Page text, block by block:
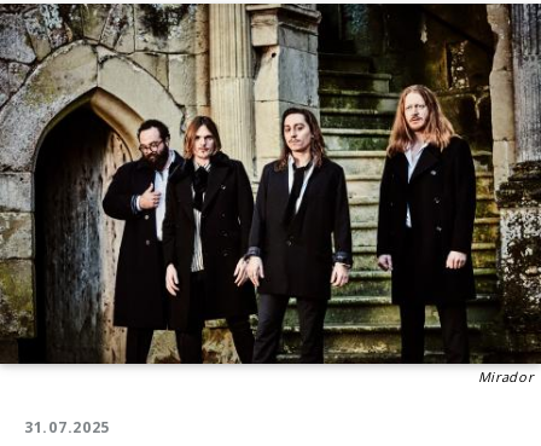
Mirador
31.07.2025